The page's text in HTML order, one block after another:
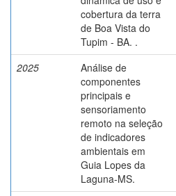
cobertura da terra
de Boa Vista do
Tupim - BA. .
2025
Análise de
componentes
principais e
sensoriamento
remoto na seleção
de indicadores
ambientais em
Guia Lopes da
Laguna-MS.